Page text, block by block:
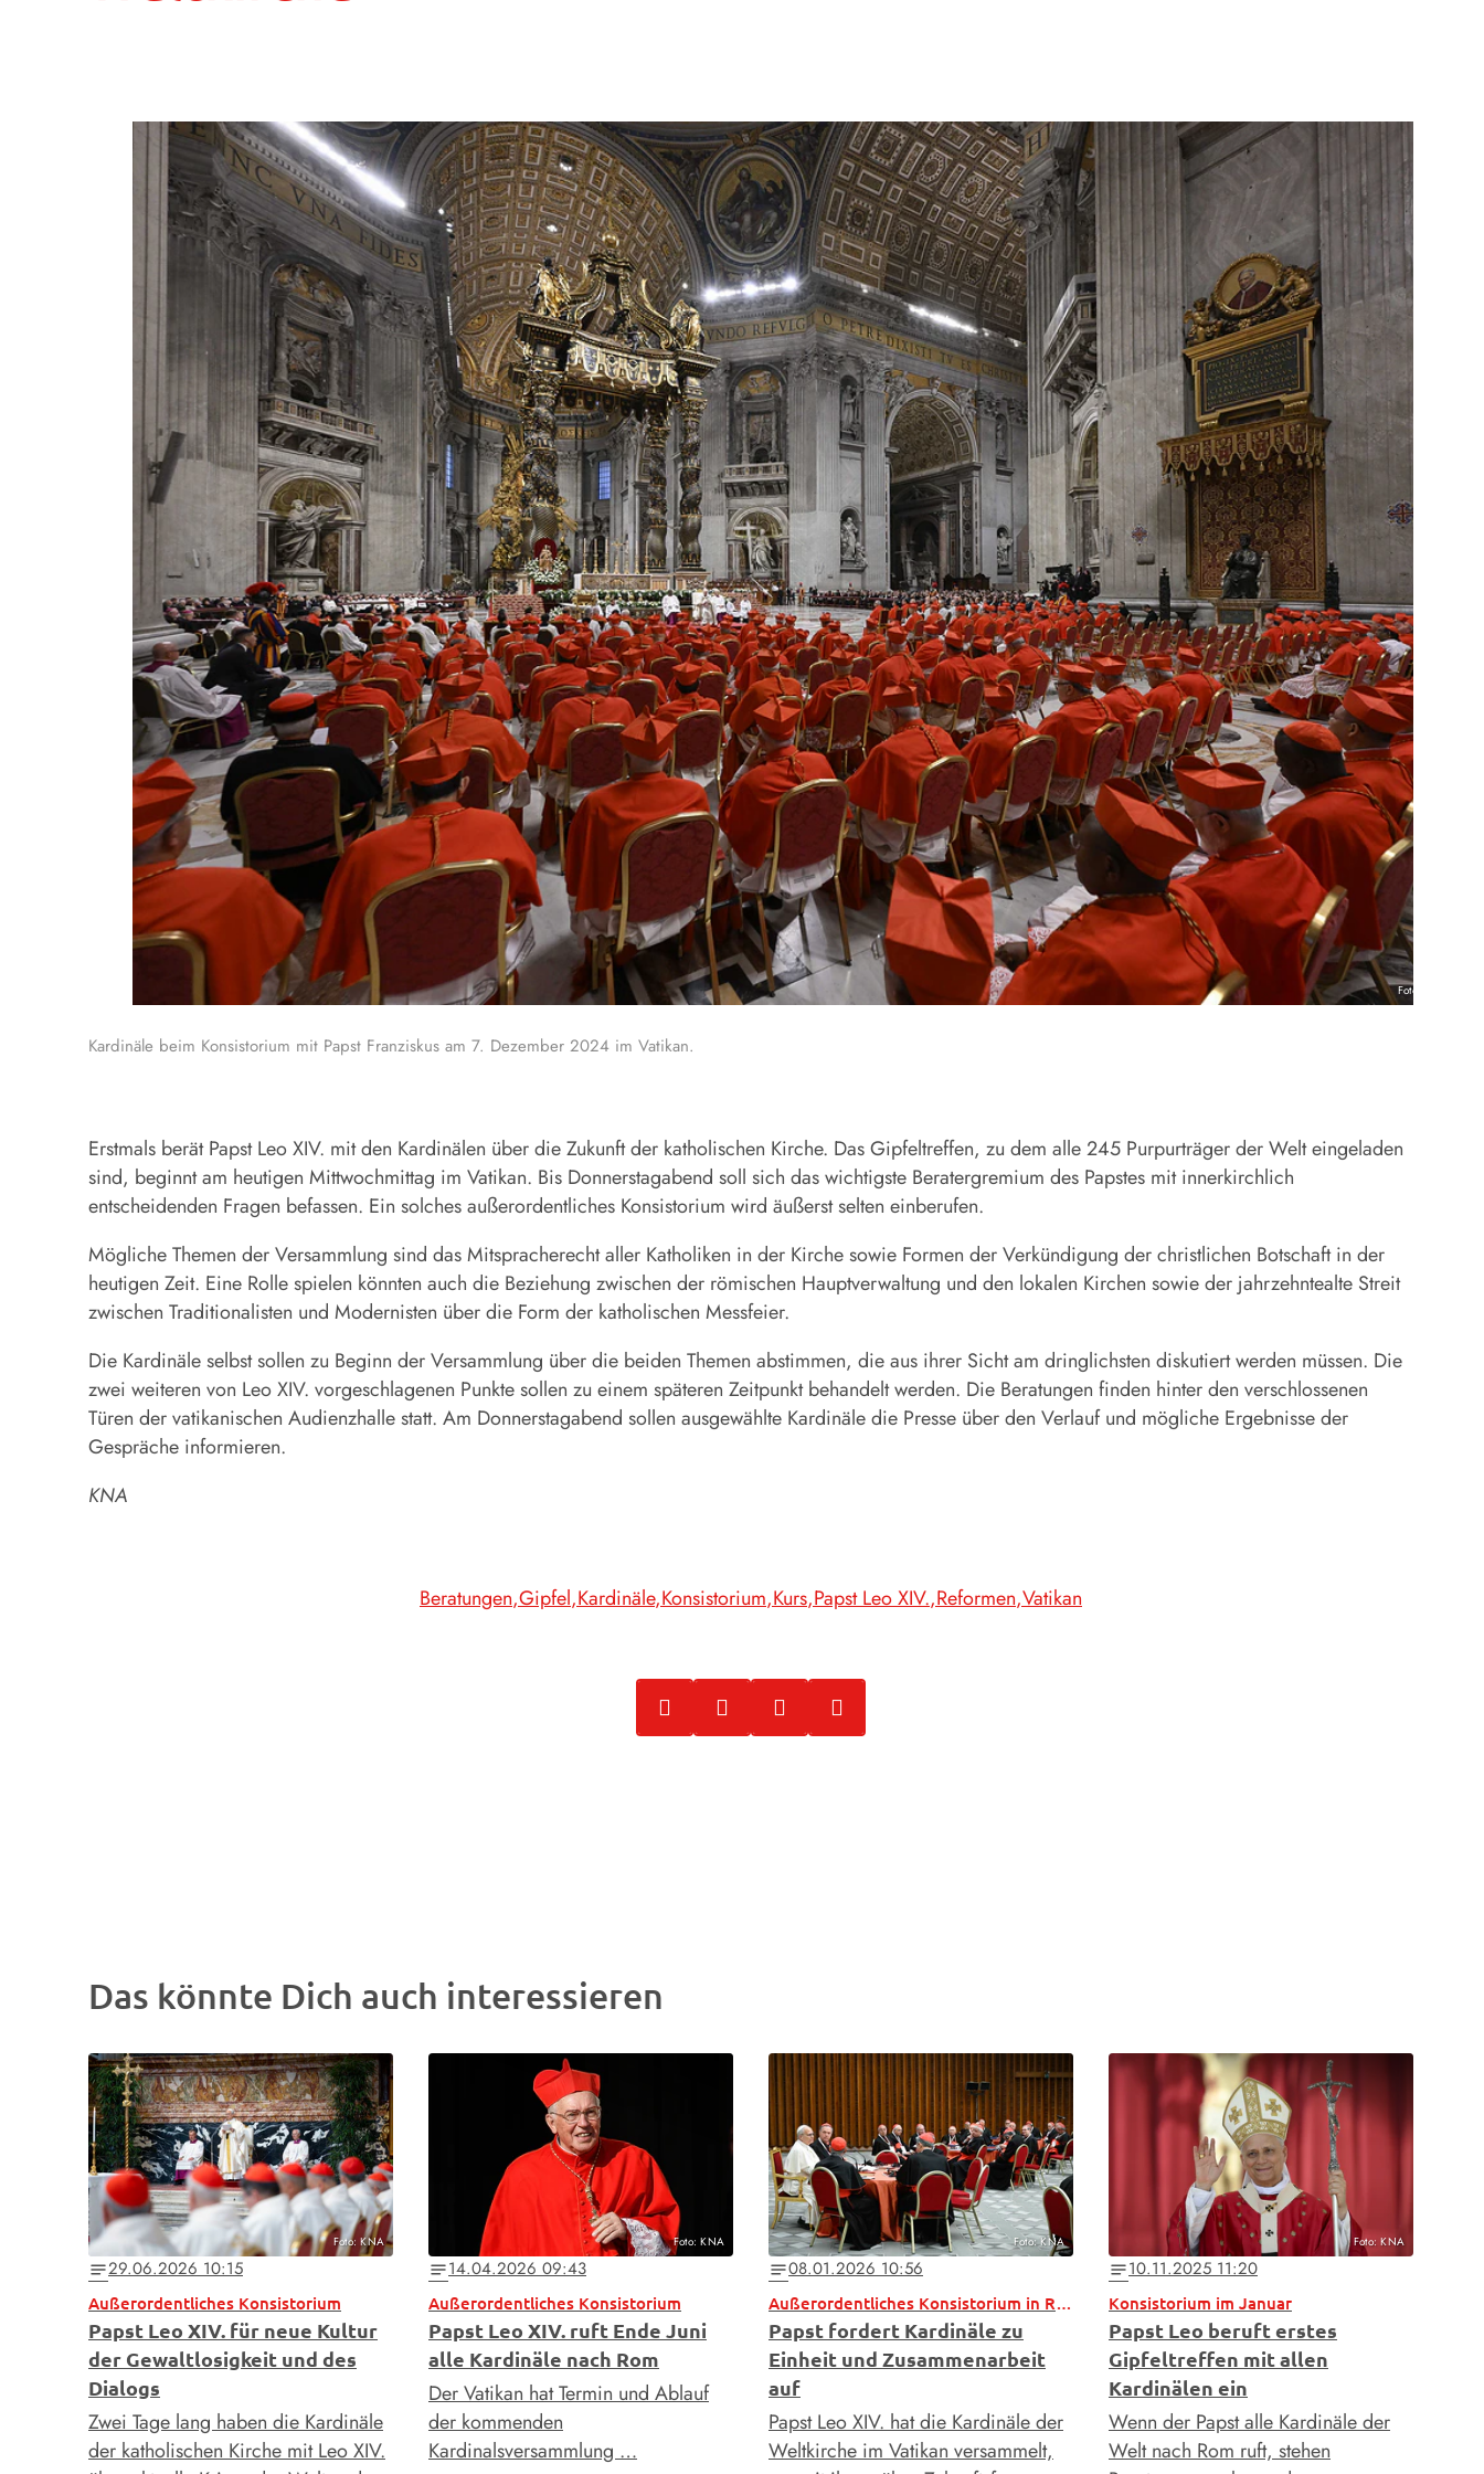
Foto: KNA
Kardinäle beim Konsistorium mit Papst Franziskus am 7. Dezember 2024 im Vatikan.
Erstmals berät Papst Leo XIV. mit den Kardinälen über die Zukunft der katholischen Kirche. Das Gipfeltreffen, zu dem alle 245 Purpurträger der Welt eingeladen
sind, beginnt am heutigen Mittwochmittag im Vatikan. Bis Donnerstagabend soll sich das wichtigste Beratergremium des Papstes mit innerkirchlich
entscheidenden Fragen befassen. Ein solches außerordentliches Konsistorium wird äußerst selten einberufen.
Mögliche Themen der Versammlung sind das Mitspracherecht aller Katholiken in der Kirche sowie Formen der Verkündigung der christlichen Botschaft in der
heutigen Zeit. Eine Rolle spielen könnten auch die Beziehung zwischen der römischen Hauptverwaltung und den lokalen Kirchen sowie der jahrzehntealte Streit
zwischen Traditionalisten und Modernisten über die Form der katholischen Messfeier.
Die Kardinäle selbst sollen zu Beginn der Versammlung über die beiden Themen abstimmen, die aus ihrer Sicht am dringlichsten diskutiert werden müssen. Die
zwei weiteren von Leo XIV. vorgeschlagenen Punkte sollen zu einem späteren Zeitpunkt behandelt werden. Die Beratungen finden hinter den verschlossenen
Türen der vatikanischen Audienzhalle statt. Am Donnerstagabend sollen ausgewählte Kardinäle die Presse über den Verlauf und mögliche Ergebnisse der
Gespräche informieren.
KNA
Beratungen Gipfel Kardinäle Konsistorium Kurs Papst Leo XIV. Reformen Vatikan
Das könnte Dich auch interessieren
Foto: KNA
notes29.06.2026 10:15
Außerordentliches Konsistorium
Papst Leo XIV. für neue Kultur
der Gewaltlosigkeit und des
Dialogs
Zwei Tage lang haben die Kardinäle
der katholischen Kirche mit Leo XIV.
Foto: KNA
notes14.04.2026 09:43
Außerordentliches Konsistorium
Papst Leo XIV. ruft Ende Juni
alle Kardinäle nach Rom
Der Vatikan hat Termin und Ablauf
der kommenden
Kardinalsversammlung …
Foto: KNA
notes08.01.2026 10:56
Außerordentliches Konsistorium in Rom
Papst fordert Kardinäle zu
Einheit und Zusammenarbeit
auf
Papst Leo XIV. hat die Kardinäle der
Weltkirche im Vatikan versammelt,
Foto: KNA
notes10.11.2025 11:20
Konsistorium im Januar
Papst Leo beruft erstes
Gipfeltreffen mit allen
Kardinälen ein
Wenn der Papst alle Kardinäle der
Welt nach Rom ruft, stehen